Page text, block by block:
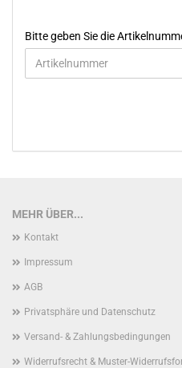
BITTE
GEBEN
SIE
Bitte geben Sie die
MEHR ÜBER...
Kontakt
Impressum
AGB
Privatsphäre und Datenschutz
Versand- & Zahlungsbedingungen
Widerrufsrecht & Muster-